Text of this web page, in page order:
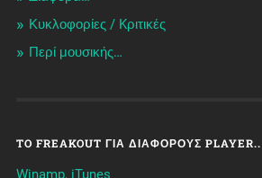
Κυκλοφορίες / Kριτικές
Περί μουσικής…
TO FREAKOUT ΓΙΑ ΔΙΆΦΟΡΟΥΣ PLAYER..
Winamp, iTunes